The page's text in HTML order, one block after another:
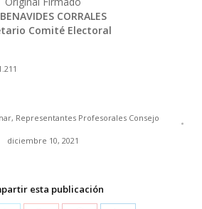
CORRALES
Comité Electoral
, Representantes Profesorales Consejo
diciembre 10, 2021
esta publicación